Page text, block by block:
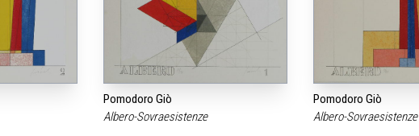
Pomodoro Giò
Albero-Sovraesistenze
Pomodoro Giò
Albero-Sovraesistenze